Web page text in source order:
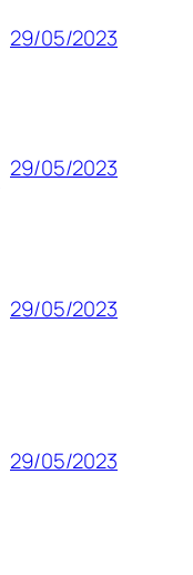
29/05/2023
29/05/2023
29/05/2023
29/05/2023